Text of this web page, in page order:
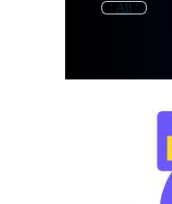
All